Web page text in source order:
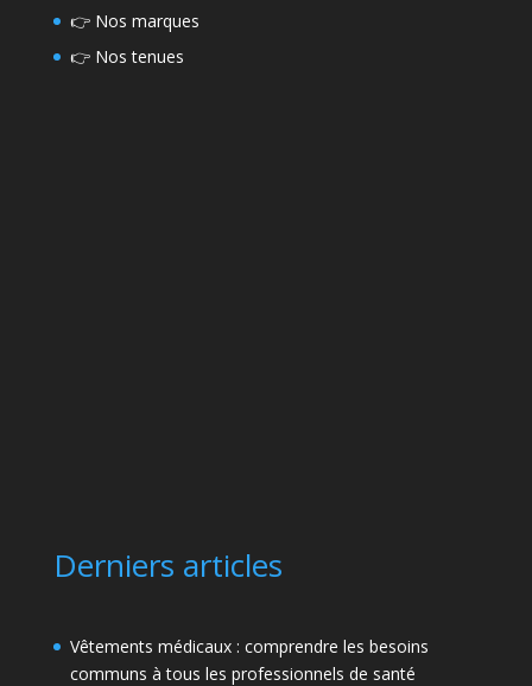
👉 Nos marques
👉 Nos tenues
Derniers articles
Vêtements médicaux : comprendre les besoins
communs à tous les professionnels de santé